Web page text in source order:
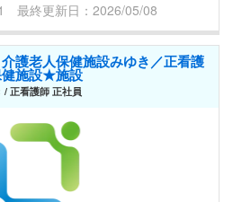
最終更新日：2026/05/08
護老人保健施設みゆき／正看護
健施設★施設
/ 正看護師 正社員